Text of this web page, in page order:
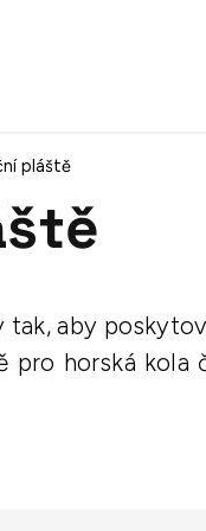
pláště
tak, aby
pro horská